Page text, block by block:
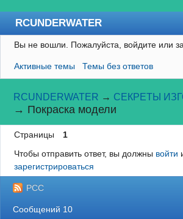
RCUNDERWATER
Форум
Пользователи
Правила
Поиск
Регистрация
Вход
RCSUBMARINE
Вы не вошли. Пожалуйста, войдите или
Активные темы Темы без ответов
RCUNDERWATER → СЕКРЕТЫ
→ Покраска модели
Страницы
1
Чтобы отправить ответ, вы должны войти
зарегистрироваться
РСС
Сообщений 10